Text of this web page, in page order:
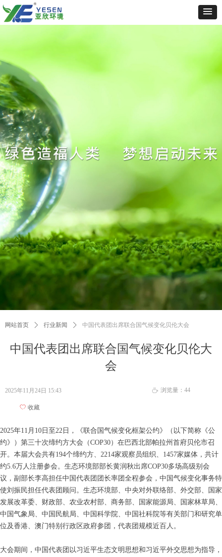
中国代表团出席联合国气候变化贝伦大
会
网站首页 ꄲ 行业新闻 ꄲ 中国代表团出席联合国气候变化贝伦大会
2025年11月10日至22日，《联合国气候变化框架公约》（以下简称《公
约》）第三十次缔约方大会（COP30）在巴西北部帕拉州首府贝伦市召
开。本届大会共有194个缔约方、2214家观察员组织、1457家媒体，共计
约5.6万人注册参会。生态环境部部长黄润秋出席COP30多场高级别会
议，副部长李高担任中国代表团团长率团全程参会，中国气候变化事务特
使刘振民担任代表团顾问。生态环境部、中央对外联络部、外交部、国家
发展改革委、财政部、农业农村部、商务部、国家能源局、国家林草局、
中国气象局、中国民航局、中国科学院、中国社科院等有关部门和研究单
位及香港、澳门特别行政区政府参团，代表团规模近百人。
大会期间，中国代表团以习近平生态文明思想和习近平外交思想为指导，
2025年11月24日 15:43 ꄘ 浏览量： 44
ꄀ 收藏